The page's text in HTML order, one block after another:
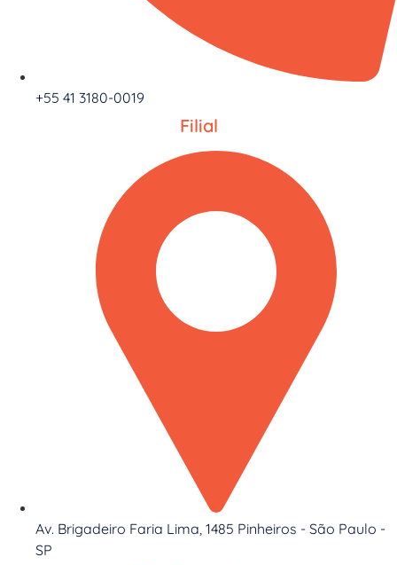
+55 41 3180-0019
Filial
Av. Brigadeiro Faria Lima, 1485 Pinheiros - São Paulo -
SP